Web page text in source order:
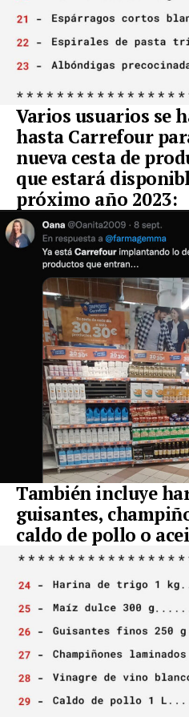
Varios usuarios se
hasta Carrefour
nueva cesta de
que estará
próximo año 2023:
También incluye
guisantes,
caldo de pollo o